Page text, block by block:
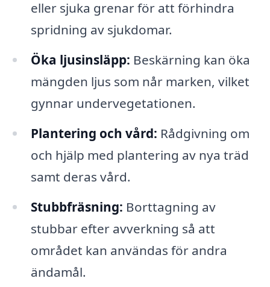
eller sjuka grenar för att förhindra
spridning av sjukdomar.
Öka ljusinsläpp: Beskärning kan öka
mängden ljus som når marken, vilket
gynnar undervegetationen.
Plantering och vård: Rådgivning om
och hjälp med plantering av nya träd
samt deras vård.
Stubbfräsning: Borttagning av
stubbar efter avverkning så att
området kan användas för andra
ändamål.